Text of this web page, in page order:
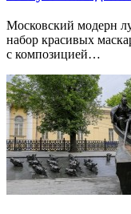
Московский модерн
набор красивых
с композицией…